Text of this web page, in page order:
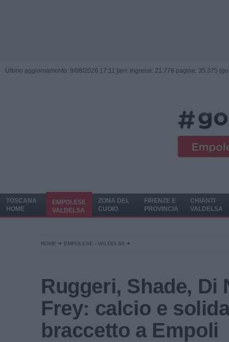
Ultimo aggiornamento: 9/08/2026 17:11 | ieri: Ingressi: 21.776 pagine: 35.375
TOSCANA
HOME
EMPOLESE
VALDELSA
ZONA DEL
CUOIO
FIRENZE E
PROVINCIA
CHIANTI
VALDELSA
HOME EMPOLESE - VALDELSA
Ruggeri, Shade, Di
Frey: calcio e
braccetto a Empoli